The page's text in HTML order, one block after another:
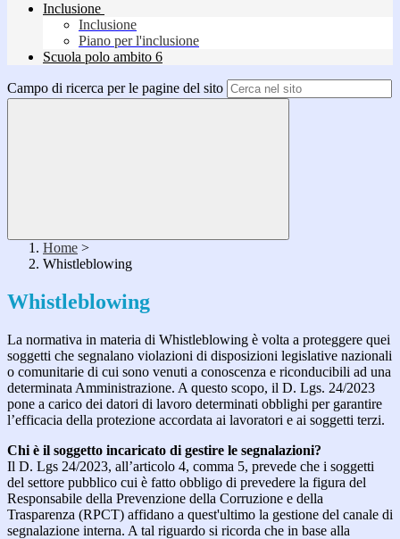
Inclusione
Inclusione
Piano per l'inclusione
Scuola polo ambito 6
Campo di ricerca per le pagine del sito
Home >
Whistleblowing
Whistleblowing
La normativa in materia di Whistleblowing è volta a proteggere quei
soggetti che segnalano violazioni di disposizioni legislative nazionali
o comunitarie di cui sono venuti a conoscenza e riconducibili ad una
determinata Amministrazione. A questo scopo, il D. Lgs. 24/2023
pone a carico dei datori di lavoro determinati obblighi per garantire
l’efficacia della protezione accordata ai lavoratori e ai soggetti terzi.
Chi è il soggetto incaricato di gestire le segnalazioni?
Il D. Lgs 24/2023, all’articolo 4, comma 5, prevede che i soggetti
del settore pubblico cui è fatto obbligo di prevedere la figura del
Responsabile della Prevenzione della Corruzione e della
Trasparenza (RPCT) affidano a quest'ultimo la gestione del canale di
segnalazione interna. A tal riguardo si ricorda che in base alla